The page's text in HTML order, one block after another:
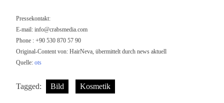
Pressekontakt:
E-mail: info@crabsmedia.com
Phone : +90 530 870 57 90
Original-Content von: HairNeva, übermittelt durch news aktuell
Quelle: ots
Tagged: Bild Kosmetik